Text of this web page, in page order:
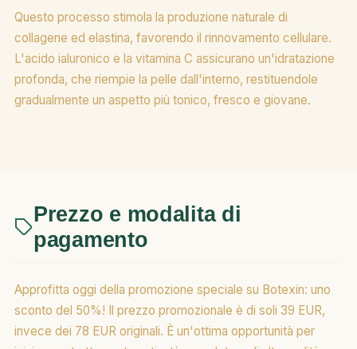
Questo processo stimola la produzione naturale di
collagene ed elastina, favorendo il rinnovamento cellulare.
L'acido ialuronico e la vitamina C assicurano un'idratazione
profonda, che riempie la pelle dall'interno, restituendole
gradualmente un aspetto più tonico, fresco e giovane.
Prezzo e modalita di
pagamento
Approfitta oggi della promozione speciale su Botexin: uno
sconto del 50%! Il prezzo promozionale è di soli 39 EUR,
invece dei 78 EUR originali. È un'ottima opportunità per